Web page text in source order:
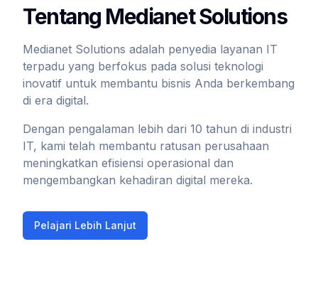
Tentang Medianet Solutions
Medianet Solutions adalah penyedia layanan IT
terpadu yang berfokus pada solusi teknologi
inovatif untuk membantu bisnis Anda berkembang
di era digital.
Dengan pengalaman lebih dari 10 tahun di industri
IT, kami telah membantu ratusan perusahaan
meningkatkan efisiensi operasional dan
mengembangkan kehadiran digital mereka.
Pelajari Lebih Lanjut